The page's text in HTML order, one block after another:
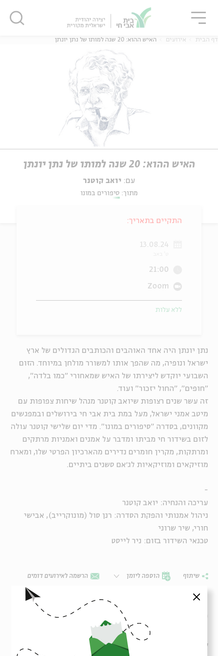
דף הבית אירועים האיש ההוא: 20 שנה למותו של נתן יונתן
האיש ההוא: 20 שנה למותו של נתן יונתן
עם: יואב קוטנר
מתוך: סיפורים במונו
נתן יונתן היה אחד האוהבים והכותבים הגדולים של ארץ
ישראל ונופיה, מה שהפך אותו למשורר מולחן במיוחד. הזום
השבועי יוקדש ליצירתו של האיש שמאחורי "כמו בלדה",
"חופים", "החול יזכור" ועוד.
זה עשר שנים רצופות שיואב קוטנר מנהל שיחות צפופות עם
מיטב אמני ישראל, מעל במת בית אבי חי בירושלים ובמפגשים
מקוונים, בסדרה "סיפורים במונו". מדי יום שלישי קוטנר עולה
לזום בשידור חי מביתו ומדבר על אמנים ואמניות מרתקים
ומרתקות, מקרין חומרים נדירים מהארכיון הפרטי שלו, ומארח
מוזיקאים ומוזיקאיות לג׳אם סשנים ביתיים.
-
עריכה והנחיה: יואב קוטנר
ניהול אמנותי והפקת הסדרה: רנן סול (מונוקרייב), אבישי
חורי, שיר שרוני
טכנאי השידור בזום: ניר לייסט
שיתוף הוספה ליומן הרשמה לאירועים דומים
נתן יונתן
התקיים בתאריך:
13.08.24
21:00
Zoom
ללא עלות
אירועים נוספים בסדרה
סגור
סגור